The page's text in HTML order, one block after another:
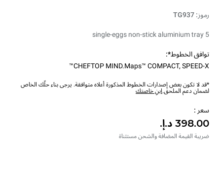
رموز: TG937
5 single-eggs non-stick aluminium tray
توافق الخطوط*:
CHEFTOP MIND.Maps™ COMPACT, SPEED-X™
*قد لا تكون بعض إصدارات الخطوط المذكورة أعلاه متوافقة. يرجى بناء حلّك الخاص
لضمان دعم الملحق.ابنِ خاصتك
سعر :
ضريبة القيمة المضافة والشحن مستثناة